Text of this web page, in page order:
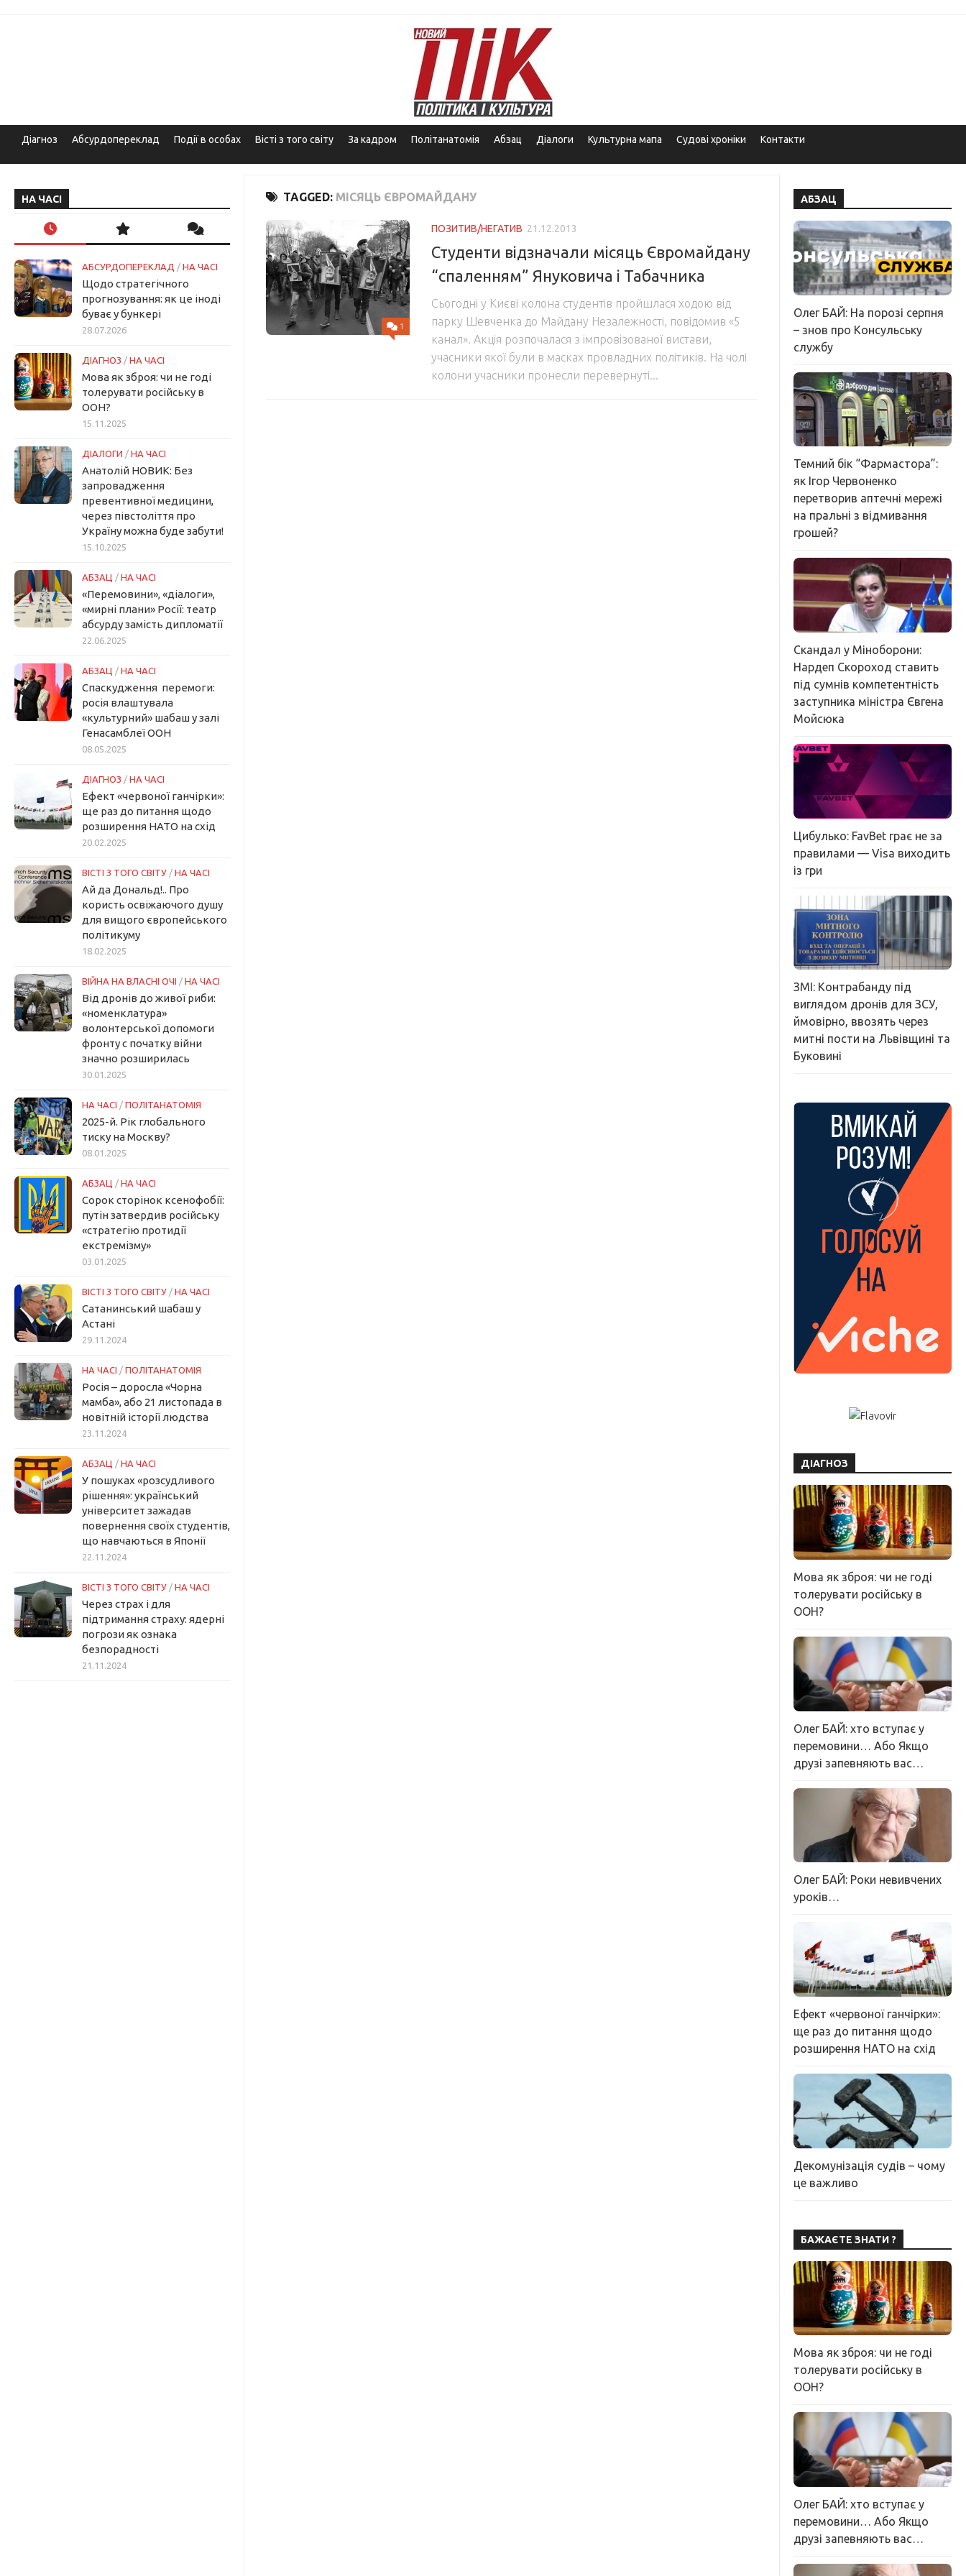
Діагноз Абсурдопереклад Події в особах Вісті з того світу За кадром Політанатомія Абзац Діалоги Культурна мапа Судові хроніки Контакти
TAGGED: МІСЯЦЬ ЄВРОМАЙДАНУ
1
ПОЗИТИВ/НЕГАТИВ 21.12.2013
Студенти відзначали місяць Євромайдану
“спаленням” Януковича і Табачника
Сьогодні у Києві колона студентів пройшлася ходою від
парку Шевченка до Майдану Незалежності, повідомив «5
канал». Акція розпочалася з імпровізованої вистави,
учасники якої були в масках провладних політиків. На чолі
колони учасники пронесли перевернуті...
НА ЧАСІ
АБСУРДОПЕРЕКЛАД / НА ЧАСІ
Щодо стратегічного
прогнозування: як це іноді
буває у бункері
28.07.2026
ДІАГНОЗ / НА ЧАСІ
Мова як зброя: чи не годі
толерувати російську в
ООН?
15.11.2025
ДІАЛОГИ / НА ЧАСІ
Анатолій НОВИК: Без
запровадження
превентивної медицини,
через півстоліття про
Україну можна буде забути!
15.10.2025
АБЗАЦ / НА ЧАСІ
«Перемовини», «діалоги»,
«мирні плани» Росії: театр
абсурду замість дипломатії
22.06.2025
АБЗАЦ / НА ЧАСІ
Спаскудження перемоги:
росія влаштувала
«культурний» шабаш у залі
Генасамблеї ООН
08.05.2025
ДІАГНОЗ / НА ЧАСІ
Ефект «червоної ганчірки»:
ще раз до питання щодо
розширення НАТО на схід
20.02.2025
ВІСТІ З ТОГО СВІТУ / НА ЧАСІ
Ай да Дональд!.. Про
користь освіжаючого душу
для вищого європейського
політикуму
18.02.2025
ВІЙНА НА ВЛАСНІ ОЧІ / НА ЧАСІ
Від дронів до живої риби:
«номенклатура»
волонтерської допомоги
фронту с початку війни
значно розширилась
30.01.2025
НА ЧАСІ / ПОЛІТАНАТОМІЯ
2025-й. Рік глобального
тиску на Москву?
08.01.2025
АБЗАЦ / НА ЧАСІ
Сорок сторінок ксенофобії:
путін затвердив російську
«стратегію протидії
екстремізму»
03.01.2025
ВІСТІ З ТОГО СВІТУ / НА ЧАСІ
Сатанинський шабаш у
Астані
29.11.2024
НА ЧАСІ / ПОЛІТАНАТОМІЯ
Росія – доросла «Чорна
мамба», або 21 листопада в
новітній історії людства
23.11.2024
АБЗАЦ / НА ЧАСІ
У пошуках «розсудливого
рішення»: український
університет зажадав
повернення своїх студентів,
що навчаються в Японії
22.11.2024
ВІСТІ З ТОГО СВІТУ / НА ЧАСІ
Через страх і для
підтримання страху: ядерні
погрози як ознака
безпорадності
21.11.2024
АБЗАЦ
Олег БАЙ: На порозі серпня
– знов про Консульську
службу
Темний бік “Фармастора”:
як Ігор Червоненко
перетворив аптечні мережі
на пральні з відмивання
грошей?
Скандал у Міноборони:
Нардеп Скороход ставить
під сумнів компетентність
заступника міністра Євгена
Мойсюка
Цибулько: FavBet грає не за
правилами — Visa виходить
із гри
ЗМІ: Контрабанду під
виглядом дронів для ЗСУ,
ймовірно, ввозять через
митні пости на Львівщині та
Буковині
ДІАГНОЗ
Мова як зброя: чи не годі
толерувати російську в
ООН?
Олег БАЙ: хто вступає у
перемовини… Або Якщо
друзі запевняють вас…
Олег БАЙ: Роки невивчених
уроків…
Ефект «червоної ганчірки»:
ще раз до питання щодо
розширення НАТО на схід
Декомунізація судів – чому
це важливо
БАЖАЄТЕ ЗНАТИ ?
Мова як зброя: чи не годі
толерувати російську в
ООН?
Олег БАЙ: хто вступає у
перемовини… Або Якщо
друзі запевняють вас…